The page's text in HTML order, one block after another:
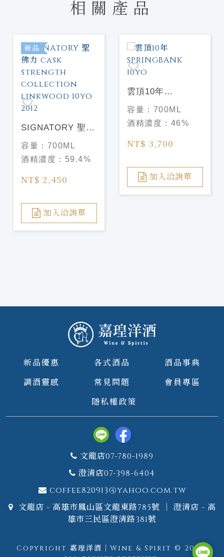
相關產品
新品
SIGNATORY 聖佛
力 cask strength
collection
linkwood 10yo
2012
容量： 700ML
酒精濃度： 59.4%
NT$ 2,450
加入洽詢單
雲頂10年
SPRINGBANK
10yo
容量： 700ML
酒精濃度： 46%
NT$ 3,700
加入洽詢單
新品優惠 各式酒品
酒品事典
調酒靈感
常見問題
會員專區
隱私權政策
文龍店07-780-1989
澄清店07-398-6404
coffee820913@yahoo.com.tw
文龍店 - 高雄市鳳山區文龍東路785號 ｜ 澄清店 - 高
雄市三民區澄清路381號
Copyright 嘉瑝洋酒｜Wine & Spirit © 2026.